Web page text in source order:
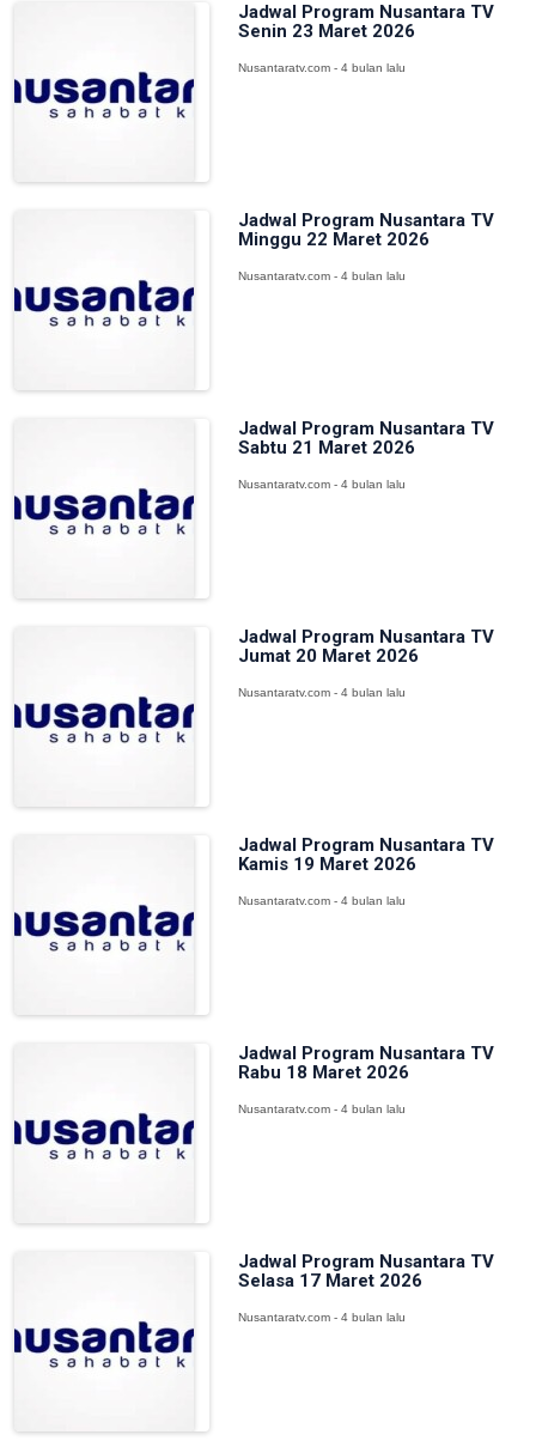
Jadwal Program Nusantara TV
Senin 23 Maret 2026
Nusantaratv.com - 4 bulan lalu
Jadwal Program Nusantara TV
Minggu 22 Maret 2026
Nusantaratv.com - 4 bulan lalu
Jadwal Program Nusantara TV
Sabtu 21 Maret 2026
Nusantaratv.com - 4 bulan lalu
Jadwal Program Nusantara TV
Jumat 20 Maret 2026
Nusantaratv.com - 4 bulan lalu
Jadwal Program Nusantara TV
Kamis 19 Maret 2026
Nusantaratv.com - 4 bulan lalu
Jadwal Program Nusantara TV
Rabu 18 Maret 2026
Nusantaratv.com - 4 bulan lalu
Jadwal Program Nusantara TV
Selasa 17 Maret 2026
Nusantaratv.com - 4 bulan lalu